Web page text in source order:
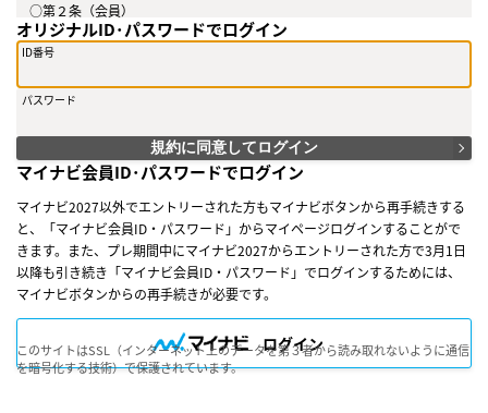
○第２条（会員）
（１）会員とは、当社が定める方法によって会員サービスに登録を申し
込み、当社がこれを承認した方をいいます。
ができます。
（３）会員は、入会の時点で本規約を承諾しなければなりません。会員
します。
○第３条（会員ＩＤ番号とパスワード）
します。ただし、第５条に抵触すると当社が判断した場合は、会員ＩＤ
番号を付与されないことがあります。
（２）会員は、会員ＩＤ番号およびパスワードを第三者に譲渡または貸
与してはなりません。
（３）会員の会員ＩＤ番号およびパスワードの管理および使用は会員の
責任とし、これらの使用上の過誤または第三者による不正使用等につい
ては、当社は一切の責任を負わないものとします。
○第４条（会員サービス）
オリジナルID･パスワードでログイン
ID番号
パスワード
規約に同意してログイン
マイナビ会員ID･パスワードでログイン
マイナビ2027以外でエントリーされた方もマイナビボタンから再手続きする
と、「マイナビ会員ID・パスワード」からマイページログインすることがで
きます。また、プレ期間中にマイナビ2027からエントリーされた方で3月1日
以降も引き続き「マイナビ会員ID・パスワード」でログインするためには、
マイナビボタンからの再手続きが必要です。
ログイン
このサイトはSSL（インターネット上のデータを第３者から読み取れないように通信
を暗号化する技術）で保護されています。